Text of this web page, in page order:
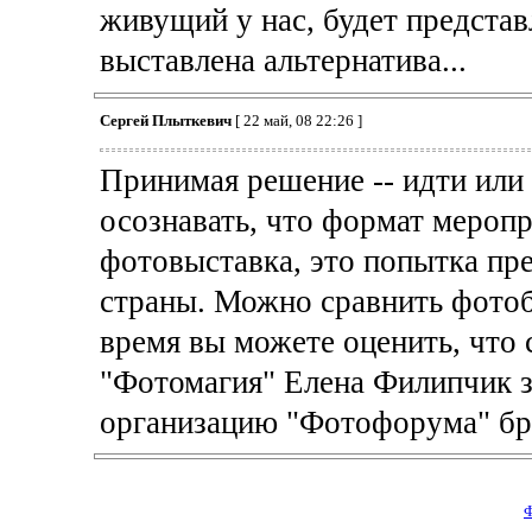
живущий у нас, будет
выставлена альтернатива...
Сергей Плыткевич[ 22 май, 08 22:26 ]
Принимая решение -- идти
осознавать, что формат
фотовыставка, это попытка
страны. Можно сравнить
время вы можете оценить, что
"Фотомагия" Елена Филипчик
организацию "Фотофорума"